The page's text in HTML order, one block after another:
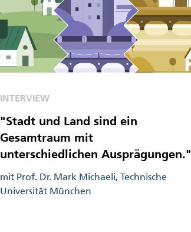
INTERVIEW
"Stadt und Land sind ein
Gesamtraum mit
unterschiedlichen Ausprägungen."
mit Prof. Dr. Mark Michaeli, Technische
Universität München